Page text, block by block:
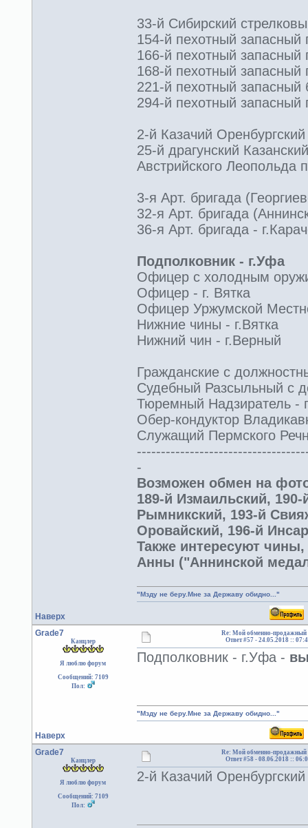
33-й Сибирский
154-й пехотный запасный
166-й пехотный запасный
168-й пехотный запасный
221-й пехотный запасный
294-й пехотный запасный
2-й Казачий
25-й драгунский
Австрийского Леопольда
3-я Арт. бригада
32-я Арт. бригада
36-я Арт. бригада -
Подполковник - г.Уфа
Офицер с холодным
Офицер - г. Вятка
Офицер Уржумской
Нижние чины - г.Вятка
Нижний чин - г.Верный
Гражданские с
Судебный Разсыльный с
Тюремный Надзиратель -
Обер-кондуктор
Служащий Пермского
-
Возможен обмен на
189-й Измаильский,
Рымникский, 193-й
Оровайский, 196-й
Также интересуют
Анны ("Аннинской
Наверх
"Мзду не беру.Мне за Державу обидно..."
Grade7
Канцлер
Я люблю форум
Сообщений: 7109
Пол:
Re: Мой обменно-продажный
Ответ #57 - 24.05.2018 ::
Подполковник - г.Уфа -
Наверх
"Мзду не беру.Мне за Державу обидно..."
Grade7
Канцлер
Я люблю форум
Сообщений: 7109
Пол:
Re: Мой обменно-продажный
Ответ #58 - 08.06.2018 ::
2-й Казачий